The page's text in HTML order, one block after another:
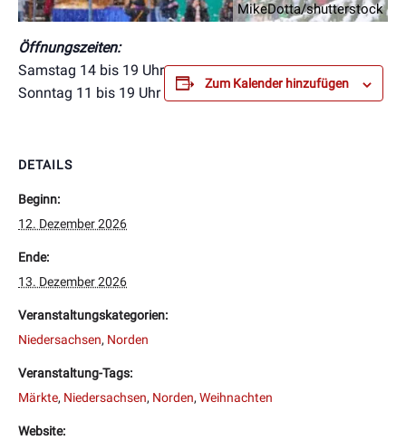
MikeDotta/shutterstock
Öffnungszeiten:
Samstag 14 bis 19 Uhr
Sonntag 11 bis 19 Uhr
Zum Kalender hinzufügen
DETAILS
Beginn:
12. Dezember 2026
Ende:
13. Dezember 2026
Veranstaltungskategorien:
Niedersachsen, Norden
Veranstaltung-Tags:
Märkte, Niedersachsen, Norden, Weihnachten
Website: